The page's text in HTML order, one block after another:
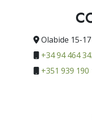
Olabide 15-
+34 94 464
+351 939 190